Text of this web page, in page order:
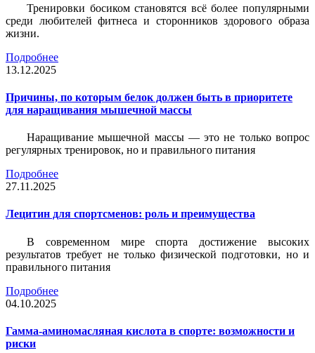
Тренировки босиком становятся всё более популярными
среди любителей фитнеса и сторонников здорового образа
жизни.
Подробнее
13.12.2025
Причины, по которым белок должен быть в приоритете
для наращивания мышечной массы
Наращивание мышечной массы — это не только вопрос
регулярных тренировок, но и правильного питания
Подробнее
27.11.2025
Лецитин для спортсменов: роль и преимущества
В современном мире спорта достижение высоких
результатов требует не только физической подготовки, но и
правильного питания
Подробнее
04.10.2025
Гамма-аминомасляная кислота в спорте: возможности и
риски